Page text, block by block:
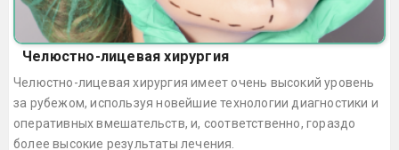
Челюстно-лицевая хирургия
Челюстно-лицевая хирургия имеет очень высокий уровень
за рубежом, используя новейшие технологии диагностики и
оперативных вмешательств, и, соответственно, гораздо
более высокие результаты лечения.